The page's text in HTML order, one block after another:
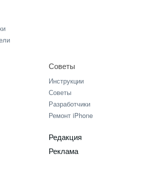
Советы
Инструкции
Советы
Разработчики
Ремонт iPhone
Редакция
Реклама